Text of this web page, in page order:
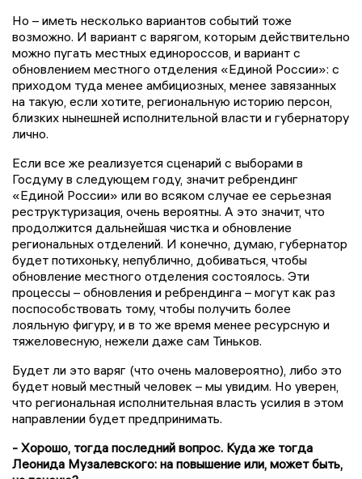
Но – иметь несколько вариантов событий тоже
возможно. И вариант с варягом, которым действительно
можно пугать местных единороссов, и вариант с
обновлением местного отделения «Единой России»: с
приходом туда менее амбициозных, менее завязанных
на такую, если хотите, региональную историю персон,
близких нынешней исполнительной власти и губернатору
лично.
Если все же реализуется сценарий с выборами в
Госдуму в следующем году, значит ребрендинг
«Единой России» или во всяком случае ее серьезная
реструктуризация, очень вероятны. А это значит, что
продолжится дальнейшая чистка и обновление
региональных отделений. И конечно, думаю, губернатор
будет потихоньку, непублично, добиваться, чтобы
обновление местного отделения состоялось. Эти
процессы – обновления и ребрендинга – могут как раз
поспособствовать тому, чтобы получить более
лояльную фигуру, и в то же время менее ресурсную и
тяжеловесную, нежели даже сам Тиньков.
Будет ли это варяг (что очень маловероятно), либо это
будет новый местный человек – мы увидим. Но уверен,
что региональная исполнительная власть усилия в этом
направлении будет предпринимать.
- Хорошо, тогда последний вопрос. Куда же тогда
Леонида Музалевского: на повышение или, может быть,